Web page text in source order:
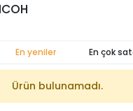
En yeniler En çok
Ürün bulunamadı.